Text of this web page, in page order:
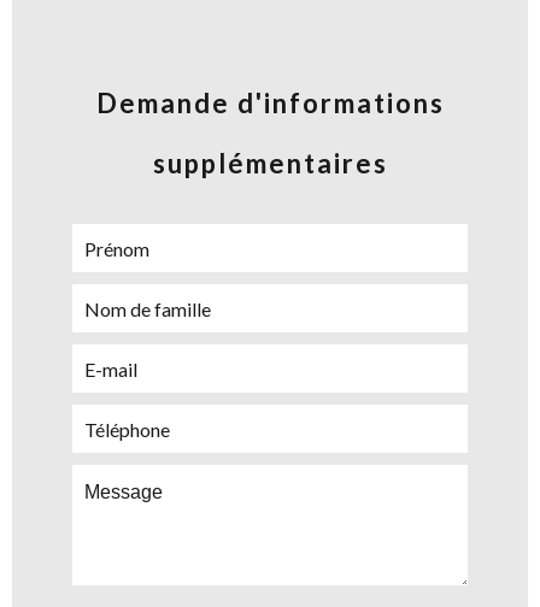
Demande d'informations
supplémentaires